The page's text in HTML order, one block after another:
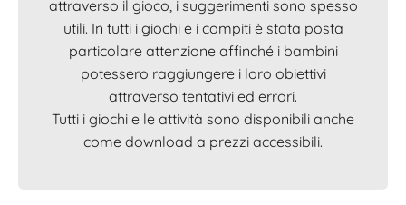
attraverso il gioco, i suggerimenti sono spesso
utili. In tutti i giochi e i compiti è stata posta
particolare attenzione affinché i bambini
potessero raggiungere i loro obiettivi
attraverso tentativi ed errori.
Tutti i giochi e le attività sono disponibili anche
come download a prezzi accessibili.